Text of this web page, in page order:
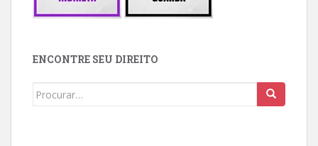
ENCONTRE SEU DIREITO
Buscar: